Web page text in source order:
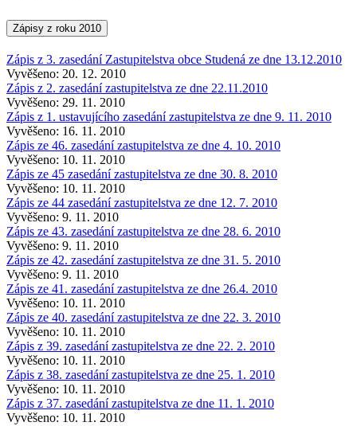
Zápisy z roku 2010
Zápis z 3. zasedání Zastupitelstva obce Studená ze dne 13.12.2010
Vyvěšeno: 20. 12. 2010
Zápis z 2. zasedání zastupitelstva ze dne 22.11.2010
Vyvěšeno: 29. 11. 2010
Zápis z 1. ustavujícího zasedání zastupitelstva ze dne 9. 11. 2010
Vyvěšeno: 16. 11. 2010
Zápis ze 46. zasedání zastupitelstva ze dne 4. 10. 2010
Vyvěšeno: 10. 11. 2010
Zápis ze 45 zasedání zastupitelstva ze dne 30. 8. 2010
Vyvěšeno: 10. 11. 2010
Zápis ze 44 zasedání zastupitelstva ze dne 12. 7. 2010
Vyvěšeno: 9. 11. 2010
Zápis ze 43. zasedání zastupitelstva ze dne 28. 6. 2010
Vyvěšeno: 9. 11. 2010
Zápis ze 42. zasedání zastupitelstva ze dne 31. 5. 2010
Vyvěšeno: 9. 11. 2010
Zápis ze 41. zasedání zastupitelstva ze dne 26.4. 2010
Vyvěšeno: 10. 11. 2010
Zápis ze 40. zasedání zastupitelstva ze dne 22. 3. 2010
Vyvěšeno: 10. 11. 2010
Zápis z 39. zasedání zastupitelstva ze dne 22. 2. 2010
Vyvěšeno: 10. 11. 2010
Zápis z 38. zasedání zastupitelstva ze dne 25. 1. 2010
Vyvěšeno: 10. 11. 2010
Zápis z 37. zasedání zastupitelstva ze dne 11. 1. 2010
Vyvěšeno: 10. 11. 2010